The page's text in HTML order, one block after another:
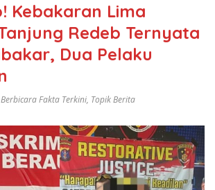
Kebakaran Lima
Redeb Ternyata
Dua Pelaku
Berbicara Fakta Terkini, Topik Berita